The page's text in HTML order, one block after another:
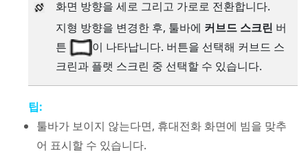
화면 방향을 세로 그리고 가로로 전환합니다.
지형 방향을 변경한 후, 툴바에 커브드 스크린 버
튼
이 나타납니다. 버튼을 선택해 커브드 스
크린과 플랫 스크린 중 선택할 수 있습니다.
팁:
툴바가 보이지 않는다면, 휴대전화 화면에 빔을 맞추
어 표시할 수 있습니다.